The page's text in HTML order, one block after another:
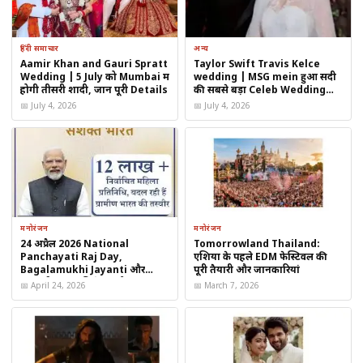
तकनीकी पहलू
सीरीज़ की सिनेमैटोग्राफी औसत है। बैकग्राउंड म्यूजिक और एडिटिंग कहीं-कहीं
कहानी के फ्लो को रोकते हैं। TVF की लोकप्रिय शैली में बनी यह वेब सीरीज़
किसी भी नई चीज़ के बजायपुराने फॉर्मूले को दोहरानेका एहसास देती है।
सोशल मीडिया प्रतिक्रिया
सोशल मीडिया पर दर्शकों ने mixed रिएक्शन दिया है। कुछ लोगों ने Viineet
Kumar Siingh के प्रदर्शन की तारीफ की, जबकि कई ने TVF के
हिंदी समाचार
Aamir Khan and Gauri Spratt
Wedding | 5 July को Mumbai में
होगी तीसरी शादी, जानें पूरी Details
📅 July 4, 2026
अन्य
Taylor Swift Travis Kelce
wedding | MSG mein हुआ सदी
की सबसे बड़ा Celeb Wedding
2026
📅 July 4, 2026
मनोरंजन
24 अप्रैल 2026 National
Panchayati Raj Day,
Bagalamukhi Jayanti और
दुर्गाष्टमी व्रत का विशेष संयोग
📅 April 24, 2026
मनोरंजन
Tomorrowland Thailand:
एशिया के पहले EDM फेस्टिवल की
पूरी तैयारी और जानकारियां
📅 March 7, 2026